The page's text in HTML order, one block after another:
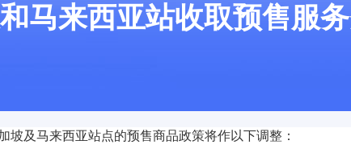
马来西亚站收取预售服
及马来西亚站点的预售商品政策将作以下调整：